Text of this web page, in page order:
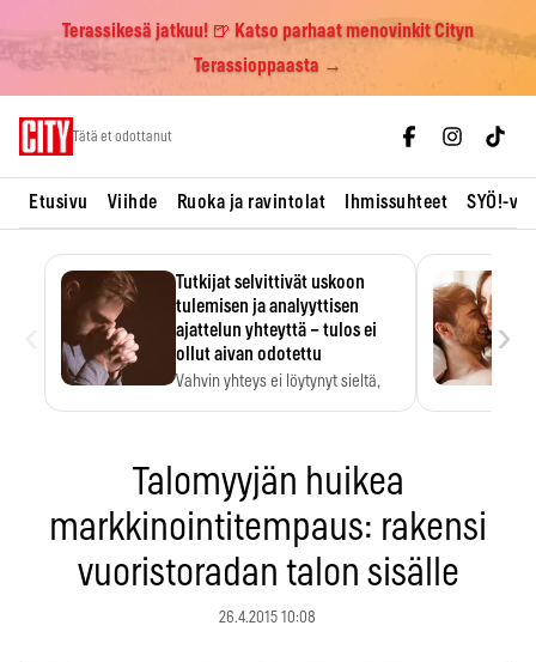
Terassikesä jatkuu! 🍺 Katso parhaat menovinkit Cityn
Terassioppaasta →
Tätä et odottanut
Etusivu Viihde Ruoka ja ravintolat Ihmissuhteet SYÖ!-
Tutkijat selvittivät uskoon
tulemisen ja analyyttisen
ajattelun yhteyttä – tulos ei
ollut aivan odotettu
Vahvin yhteys ei löytynyt sieltä,
›
Talomyyjän huikea
markkinointitempaus: rakensi
vuoristoradan talon sisälle
26.4.2015 10:08